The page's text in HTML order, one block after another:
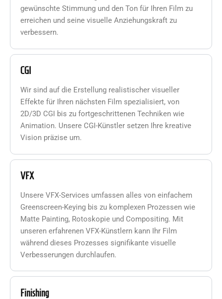
gewünschte Stimmung und den Ton für Ihren Film zu
erreichen und seine visuelle Anziehungskraft zu
verbessern.
CGI
Wir sind auf die Erstellung realistischer visueller
Effekte für Ihren nächsten Film spezialisiert, von
2D/3D CGI bis zu fortgeschrittenen Techniken wie
Animation. Unsere CGI-Künstler setzen Ihre kreative
Vision präzise um.
VFX
Unsere VFX-Services umfassen alles von einfachem
Greenscreen-Keying bis zu komplexen Prozessen wie
Matte Painting, Rotoskopie und Compositing. Mit
unseren erfahrenen VFX-Künstlern kann Ihr Film
während dieses Prozesses signifikante visuelle
Verbesserungen durchlaufen.
Finishing